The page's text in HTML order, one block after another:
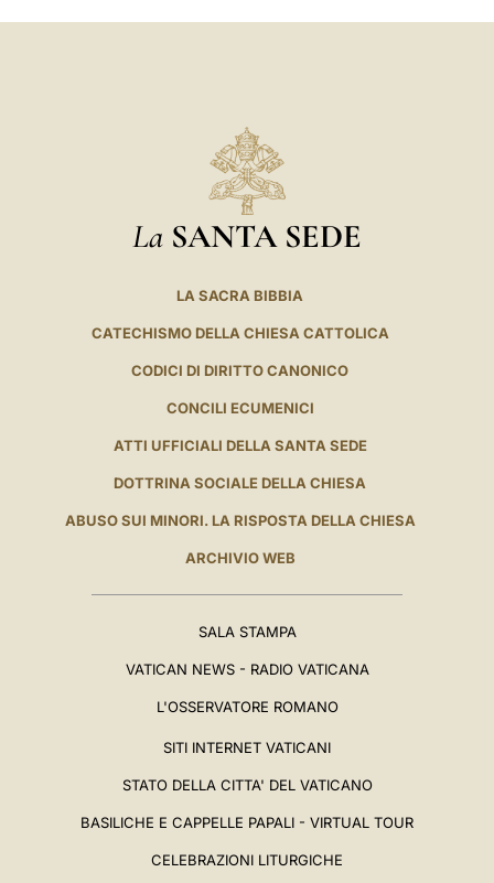
La SANTA SEDE
LA SACRA BIBBIA
CATECHISMO DELLA CHIESA CATTOLICA
CODICI DI DIRITTO CANONICO
CONCILI ECUMENICI
ATTI UFFICIALI DELLA SANTA SEDE
DOTTRINA SOCIALE DELLA CHIESA
ABUSO SUI MINORI. LA RISPOSTA DELLA CHIESA
ARCHIVIO WEB
SALA STAMPA
VATICAN NEWS - RADIO VATICANA
L'OSSERVATORE ROMANO
SITI INTERNET VATICANI
STATO DELLA CITTA' DEL VATICANO
BASILICHE E CAPPELLE PAPALI - VIRTUAL TOUR
CELEBRAZIONI LITURGICHE